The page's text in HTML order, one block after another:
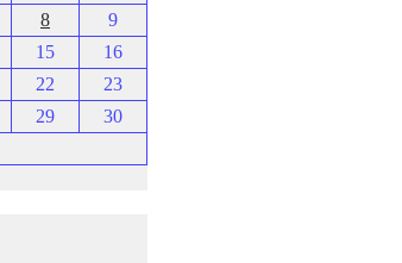
8
9
15
16
22
23
29
30